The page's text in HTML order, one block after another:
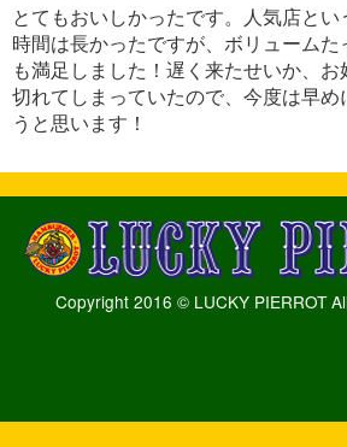
とてもおいしかったです。人気店と
時間は長かったですが、ボリューム
も満足しました！遅く来たせいか、お
切れてしまっていたので、今度は早め
うと思います！
Copyright 2016 © LUCKY PIERROT